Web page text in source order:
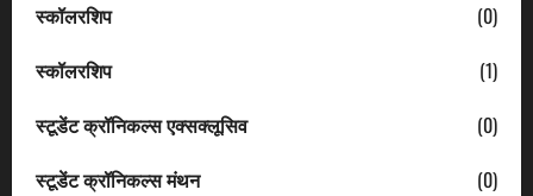
स्कॉलरशिप
(0)
स्कॉलरशिप
(1)
स्टूडेंट क्रॉनिकल्स एक्सक्लूसिव
(0)
स्टूडेंट क्रॉनिकल्स मंथन
(0)